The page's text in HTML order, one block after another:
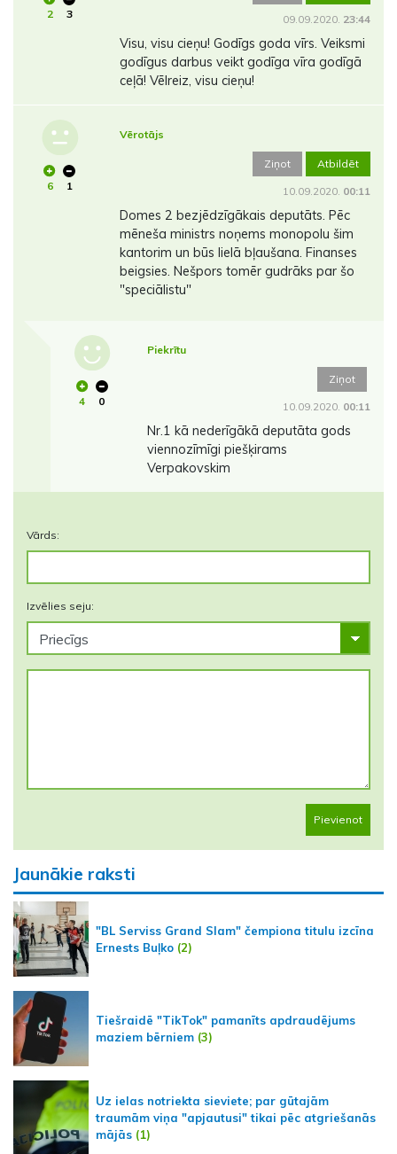
2 3 09.09.2020. 23:44
Visu, visu cieņu! Godīgs goda vīrs. Veiksmi
godīgus darbus veikt godīga vīra godīgā
ceļā! Vēlreiz, visu cieņu!
6 1
Vērotājs
Ziņot Atbildēt
10.09.2020. 00:11
Domes 2 bezjēdzīgākais deputāts. Pēc
mēneša ministrs noņems monopolu šim
kantorim un būs lielā bļaušana. Finanses
beigsies. Nešpors tomēr gudrāks par šo
"speciālistu"
4 0
Piekrītu
Ziņot
10.09.2020. 00:11
Nr.1 kā nederīgākā deputāta gods
viennozīmīgi piešķirams
Verpakovskim
Vārds:
Izvēlies seju:
Pievienot
Jaunākie raksti
"BL Serviss Grand Slam" čempiona titulu izcīna
Ernests Buļko (2)
Tiešraidē "TikTok" pamanīts apdraudējums
maziem bērniem (3)
Uz ielas notriekta sieviete; par gūtajām
traumām viņa "apjautusi" tikai pēc atgriešanās
mājās (1)